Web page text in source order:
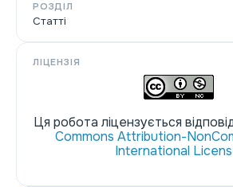
РОЗДІЛ
Статті
ЛІЦЕНЗІЯ
Ця робота ліцензується
Commons Attribution-
International